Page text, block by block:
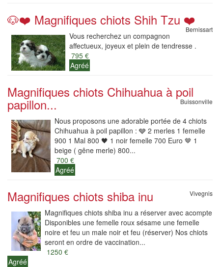
🐶❤️ Magnifiques chiots Shih Tzu ❤️
Bernissart
Vous recherchez un compagnon
affectueux, joyeux et plein de tendresse .
795 €
Agréé
Magnifiques chiots Chihuahua à poil
papillon... Buissonville
Nous proposons une adorable portée de 4 chiots
Chihuahua à poil papillon : 🩶 2 merles 1 femelle
900 1 Mal 800 🖤 1 noir femelle 700 Euro 🤎 1
beige ( gêne merle) 800...
700 €
Agréé
Magnifiques chiots shiba inu Vivegnis
Magnifiques chiots shiba inu a réserver avec acompte
Disponibles une femelle roux sésame une femelle
noire et feu un male noir et feu (réserver) Nos chiots
seront en ordre de vaccination...
1250 €
Agréé